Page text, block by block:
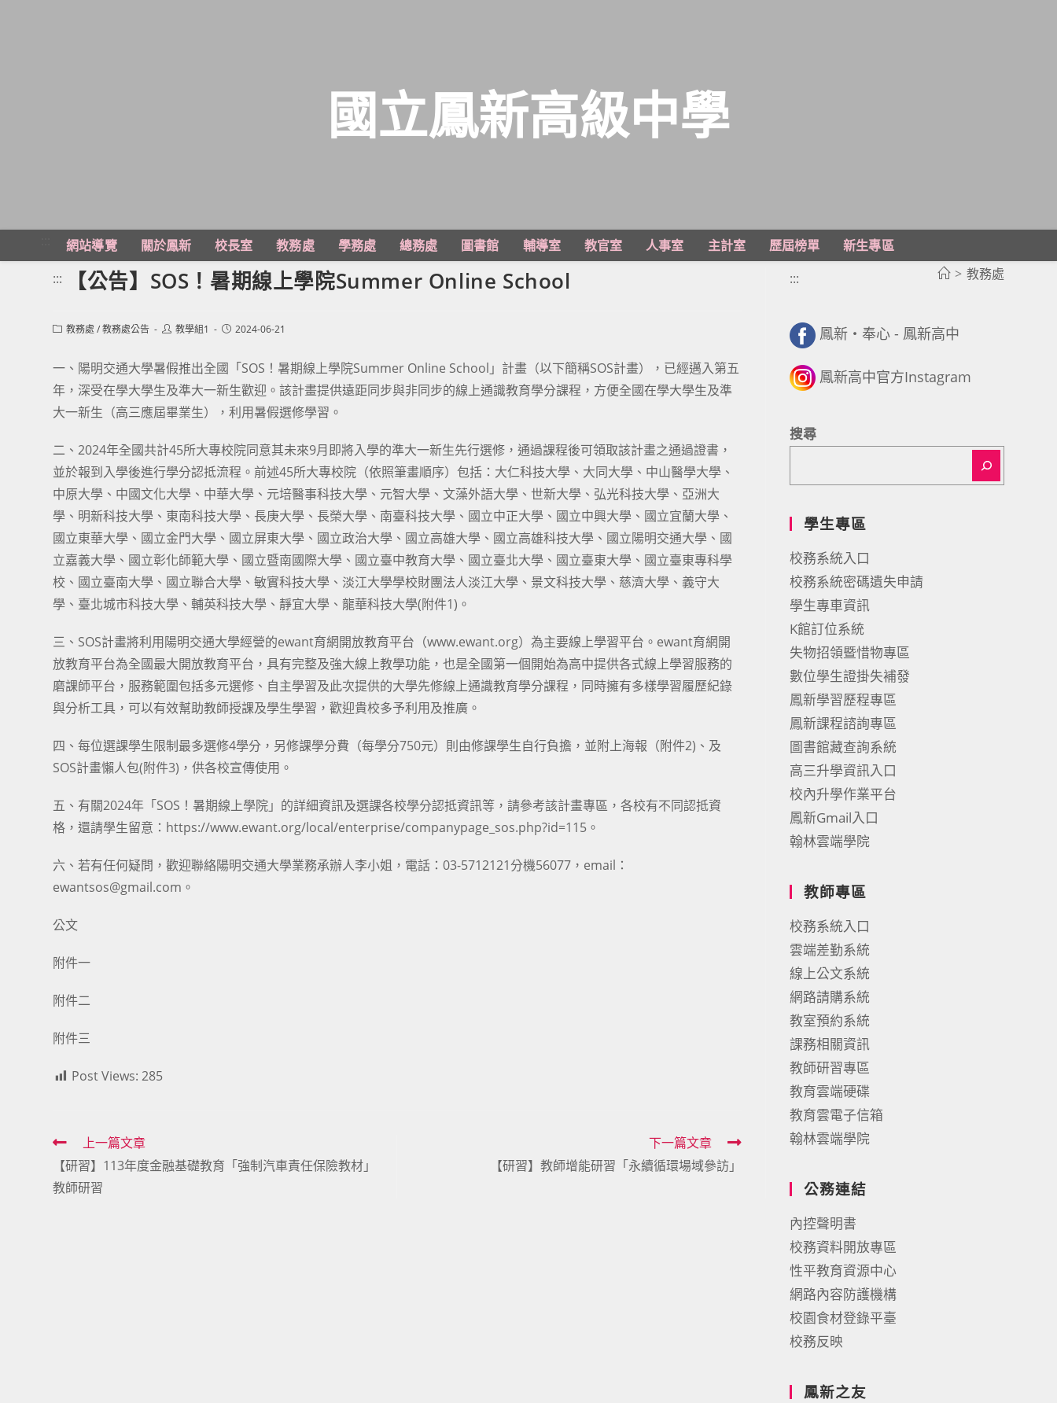
主
國立鳳新高級中學
網站導覽 關於鳳新 校長室 教務處 學務處 總務處 圖書館 輔導室 教官室 人事室 主計室 歷屆榜單
新生專區
> 教務處
::: 【公告】SOS！暑期線上學院Summer Online School
Post教務處 /教務處公告
Post教學組1
Post2024-06-21
一、陽明交通大學暑假推出全國「SOS！暑期線上學院Summer Online School」計畫（以下簡稱SOS計畫），已經邁入第五
年，深受在學大學生及準大一新生歡迎。該計畫提供遠距同步與非同步的線上通識教育學分課程，方便全國在學大學生及準
大一新生（高三應屆畢業生），利用暑假選修學習。
二、2024年全國共計45所大專校院同意其未來9月即將入學的準大一新生先行選修，通過課程後可領取該計畫之通過證書，
並於報到入學後進行學分認抵流程。前述45所大專校院（依照筆畫順序）包括：大仁科技大學、大同大學、中山醫學大學、
中原大學、中國文化大學、中華大學、元培醫事科技大學、元智大學、文藻外語大學、世新大學、弘光科技大學、亞洲大
學、明新科技大學、東南科技大學、長庚大學、長榮大學、南臺科技大學、國立中正大學、國立中興大學、國立宜蘭大學、
國立東華大學、國立金門大學、國立屏東大學、國立政治大學、國立高雄大學、國立高雄科技大學、國立陽明交通大學、國
立嘉義大學、國立彰化師範大學、國立暨南國際大學、國立臺中教育大學、國立臺北大學、國立臺東大學、國立臺東專科學
校、國立臺南大學、國立聯合大學、敏實科技大學、淡江大學學校財團法人淡江大學、景文科技大學、慈濟大學、義守大
學、臺北城市科技大學、輔英科技大學、靜宜大學、龍華科技大學(附件1)。
三、SOS計畫將利用陽明交通大學經營的ewant育網開放教育平台（www.ewant.org）為主要線上學習平台。ewant育網開
放教育平台為全國最大開放教育平台，具有完整及強大線上教學功能，也是全國第一個開始為高中提供各式線上學習服務的
磨課師平台，服務範圍包括多元選修、自主學習及此次提供的大學先修線上通識教育學分課程，同時擁有多樣學習履歷紀錄
與分析工具，可以有效幫助教師授課及學生學習，歡迎貴校多予利用及推廣。
四、每位選課學生限制最多選修4學分，另修課學分費（每學分750元）則由修課學生自行負擔，並附上海報（附件2)、及
SOS計畫懶人包(附件3)，供各校宣傳使用。
五、有關2024年「SOS！暑期線上學院」的詳細資訊及選課各校學分認抵資訊等，請參考該計畫專區，各校有不同認抵資
格，還請學生留意：https://www.ewant.org/local/enterprise/companypage_sos.php?id=115。
六、若有任何疑問，歡迎聯絡陽明交通大學業務承辦人李小姐，電話：03-5712121分機56077，email：
ewantsos@gmail.com。
公文
附件一
附件二
附件三
Post Views: 285
Read
more
articles
上一篇文章
【研習】113年度金融基礎教育「強制汽車責任保險教材」
教師研習
下一篇文章
【研習】教師增能研習「永續循環場域參訪」
:::
鳳新・奉心 - 鳳新高中
鳳新高中官方Instagram
搜尋
學生專區
校務系統入口
校務系統密碼遺失申請
學生專車資訊
K館訂位系統
失物招領暨惜物專區
數位學生證掛失補發
鳳新學習歷程專區
鳳新課程諮詢專區
圖書館藏查詢系統
高三升學資訊入口
校內升學作業平台
鳳新Gmail入口
翰林雲端學院
教師專區
校務系統入口
雲端差勤系統
線上公文系統
網路請購系統
教室預約系統
課務相關資訊
教師研習專區
教育雲端硬碟
教育雲電子信箱
翰林雲端學院
公務連結
內控聲明書
校務資料開放專區
性平教育資源中心
網路內容防護機構
校園食材登錄平臺
校務反映
鳳新之友